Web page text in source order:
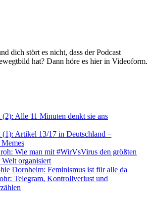
dich stört es nicht, dass der Podcast
hat? Dann höre es hier in Videoform.
(2): Alle 11 Minuten denkt sie ans
(1): Artikel 13/17 in Deutschland –
Wie man mit #WirVsVirus den größten
organisiert
Dornheim: Feminismus ist für alle da
Telegram, Kontrollverlust und